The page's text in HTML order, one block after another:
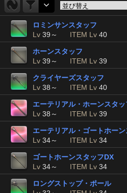
ロミンサンスタッフ
Lv 39～ ITEM Lv 40
ホーンスタッフ
Lv 39～ ITEM Lv 39
クライヤーズスタッフ
Lv 38～ ITEM Lv 40
エーテリアル・ホーンスタッ
Lv 38～ ITEM Lv 39
エーテリアル・ゴートホー
Lv 34～ ITEM Lv 34
ゴートホーンスタッフDX
Lv 34～ ITEM Lv 34
ロングストップ・ポール